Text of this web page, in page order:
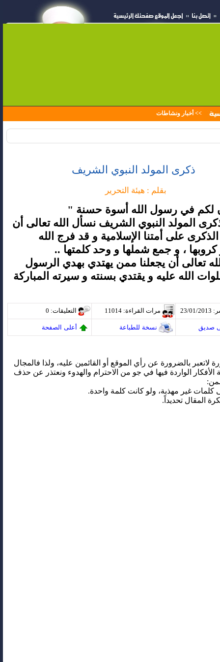
>> أخبار ونشاطات
ذكرى المولد النبوي الشريف
بقلم : هيئة التحرير
لكم في رسول الله أسوة حسنة "
المولد النبوي الشريف نسأل الله تعالى أن
على أمتنا الإسلامية و قد فرج الله
، و جمع شملها و وحد كلمتها ..
تعالى أن يجعلنا ممن يهتدي بهدي الرسول
الله عليه و يقتدي بسنته و سيرته المباركة
التعليقات: 0 مرات القراءة: 11014
أعلى الصفحة نسخة للطباعة صديق
لاتعبر بالضرورة عن رأي الموقع أو القائمين عليه، ولذا فالمجال
الأفكار الواردة فيها في جو من الاحترام والهدوء ونعتذر عن حذف